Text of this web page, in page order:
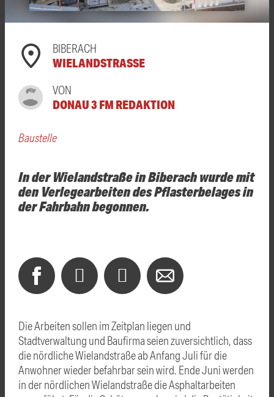
BIBERACH
WIELANDSTRASSE
VON
DONAU 3 FM REDAKTION
Baustelle
In der Wielandstraße in Biberach wurde mit
den Verlegearbeiten des Pflasterbelages in
der Fahrbahn begonnen.
Die Arbeiten sollen im Zeitplan liegen und
Stadtverwaltung und Baufirma seien zuversichtlich, dass
die nördliche Wielandstraße ab Anfang Juli für die
Anwohner wieder befahrbar sein wird. Ende Juni werden
in der nördlichen Wielandstraße die Asphaltarbeiten